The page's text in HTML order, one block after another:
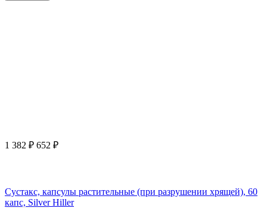
1 382 ₽ 652 ₽
Сустакс, капсулы растительные (при разрушении хрящей), 60
капс, Silver Hiller